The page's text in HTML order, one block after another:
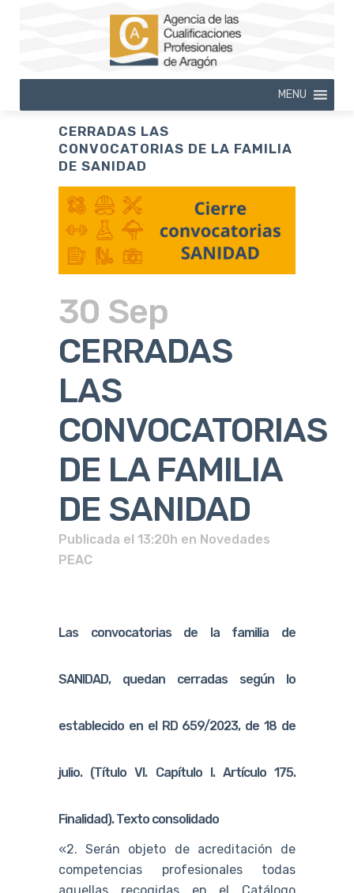
MENU
CERRADAS LAS
CONVOCATORIAS DE LA FAMILIA
DE SANIDAD
30 Sep
CERRADAS
LAS
CONVOCATORIAS
DE LA FAMILIA
DE SANIDAD
Publicada el 13:20h en Novedades
PEAC
Las convocatorias de la familia de
SANIDAD, quedan cerradas según lo
establecido en el RD 659/2023, de 18 de
julio. (Título VI. Capítulo I. Artículo 175.
Finalidad). Texto consolidado
«2. Serán objeto de acreditación de
competencias profesionales todas